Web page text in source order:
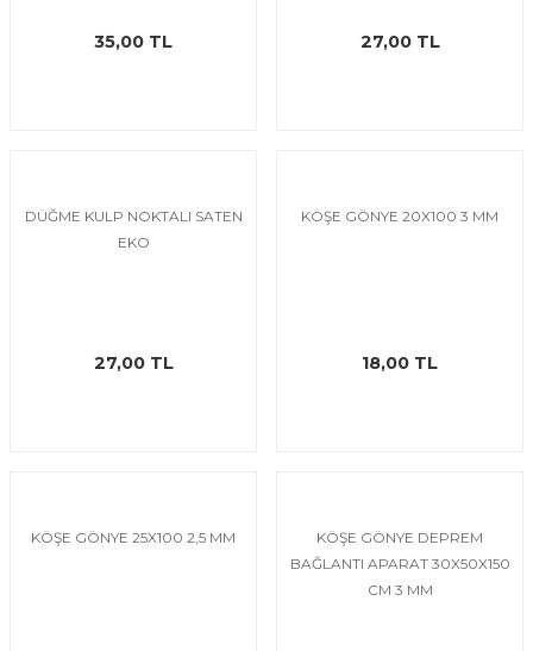
35,00 TL 27,00 TL
DÜĞME KULP NOKTALI SATEN
EKO
27,00 TL
KÖŞE GÖNYE 20X100 3 MM
18,00 TL
KÖŞE GÖNYE 25X100 2,5 MM
KÖŞE GÖNYE DEPREM
BAĞLANTI APARAT 30X50X150
CM 3 MM